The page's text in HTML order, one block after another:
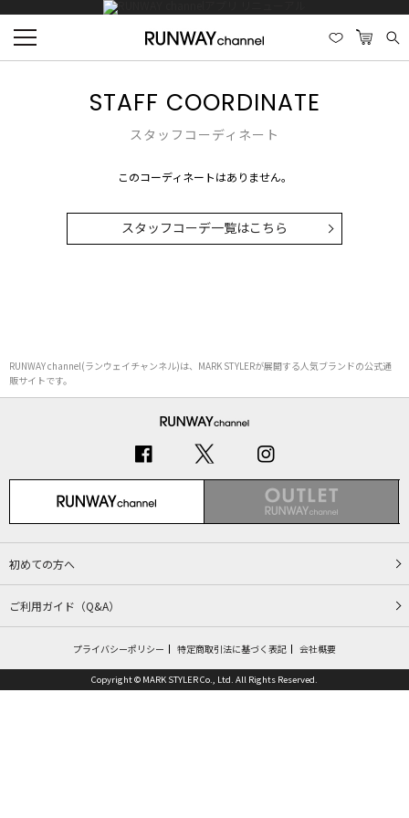
STAFF COORDINATE
スタッフコーディネート
このコーディネートはありません。
スタッフコーデ一覧はこちら
RUNWAY channel(ランウェイチャンネル)は、MARK STYLERが展開する人気ブランドの公式通
販サイトです。
初めての方へ
ご利用ガイド（Q&A）
プライバシーポリシー 特定商取引法に基づく表記 会社概要
Copyright © MARK STYLER Co., Ltd. All Rights Reserved.